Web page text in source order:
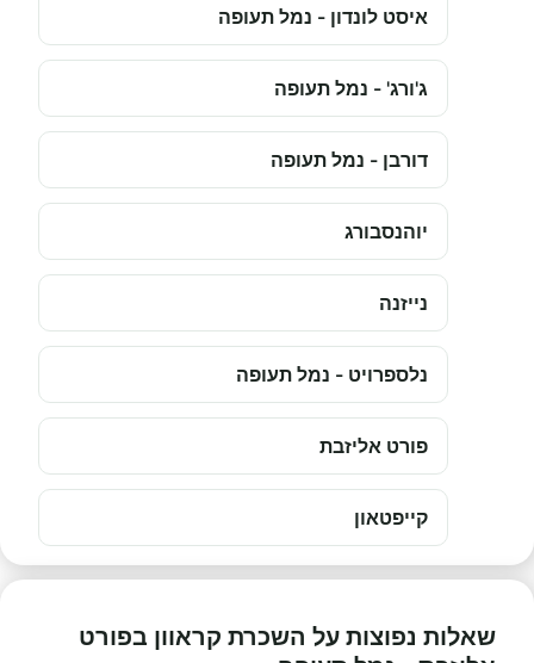
איסט לונדון - נמל תעופה
ג'ורג' - נמל תעופה
דורבן - נמל תעופה
יוהנסבורג
נייזנה
נלספרויט - נמל תעופה
פורט אליזבת
קייפטאון
שאלות נפוצות על השכרת קראוון בפורט